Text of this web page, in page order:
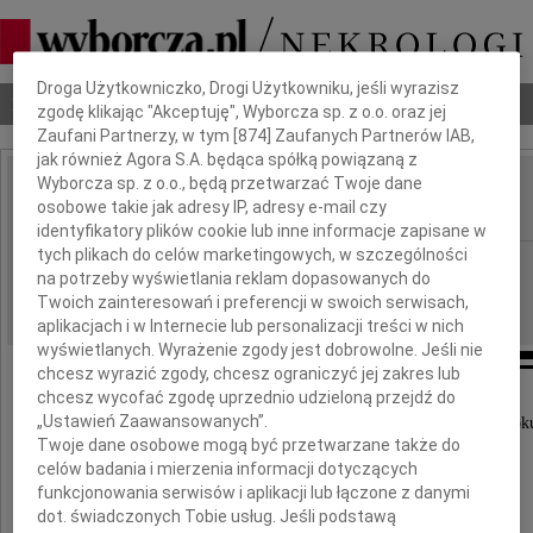
Nekrologi Odeszli Poradnik pogrzebowy
IMIĘ I NAZWISKO: Andrzej Burzyński
REGION: Warszawa, cała Polska
DATA EMISJI: 23.04.2022
Dwadzieścia trzy lata temu 27 kwietnia 1999
zmarł mój ukochany Brat
Dbamy o Twoją prywatność
Droga Użytkowniczko, Drogi Użytkowniku, jeśli wyrazisz
zgodę klikając "Akceptuję", Wyborcza sp. z o.o. oraz jej
Zaufani Partnerzy, w tym [874 ] Zaufanych Partnerów IAB,
jak również Agora S.A. będąca spółką powiązaną z
Wyborcza sp. z o.o., będą przetwarzać Twoje dane
osobowe takie jak adresy IP, adresy e-mail czy
identyfikatory plików cookie lub inne informacje zapisane w
tych plikach do celów marketingowych, w szczególności
na potrzeby wyświetlania reklam dopasowanych do
Twoich zainteresowań i preferencji w swoich serwisach,
aplikacjach i w Internecie lub personalizacji treści w nich
wyświetlanych. Wyrażenie zgody jest dobrowolne. Jeśli nie
chcesz wyrazić zgody, chcesz ograniczyć jej zakres lub
chcesz wycofać zgodę uprzednio udzieloną przejdź do
„Ustawień Zaawansowanych”.
Twoje dane osobowe mogą być przetwarzane także do
celów badania i mierzenia informacji dotyczących
funkcjonowania serwisów i aplikacji lub łączone z danymi
dot. świadczonych Tobie usług. Jeśli podstawą